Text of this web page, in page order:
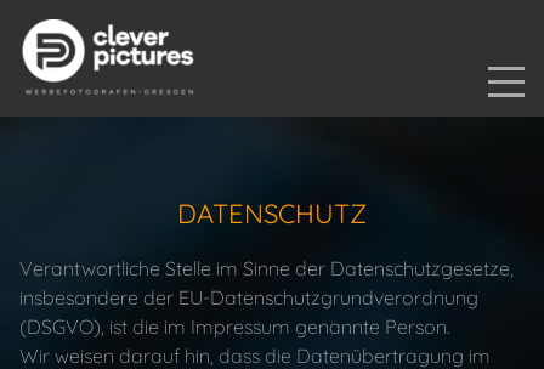
DATENSCHUTZ
Verantwortliche Stelle im Sinne der Datenschutzgesetze,
insbesondere der EU-Datenschutzgrundverordnung
(DSGVO), ist die im Impressum genannte Person.
Wir weisen darauf hin, dass die Datenübertragung im